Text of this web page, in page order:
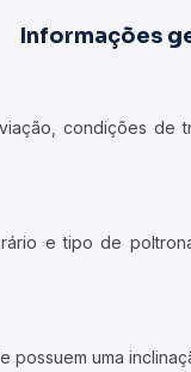
Informações
condições de
e tipo de
uma